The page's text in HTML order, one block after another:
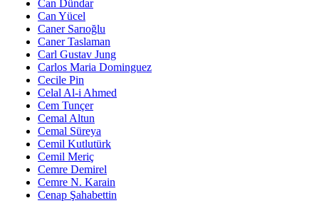
Can Dündar
Can Yücel
Caner Sarıoğlu
Caner Taslaman
Carl Gustav Jung
Carlos Maria Dominguez
Cecile Pin
Celal Al-i Ahmed
Cem Tunçer
Cemal Altun
Cemal Süreya
Cemil Kutlutürk
Cemil Meriç
Cemre Demirel
Cemre N. Karain
Cenap Şahabettin